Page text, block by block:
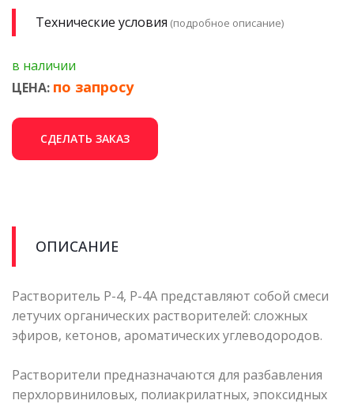
Технические условия (подробное описание)
в наличии
ЦЕНА: по запросу
СДЕЛАТЬ ЗАКАЗ
ОПИСАНИЕ
Растворитель Р-4, Р-4А представляют собой смеси
летучих органических растворителей: сложных
эфиров, кетонов, ароматических углеводородов.
Растворители предназначаются для разбавления
перхлорвиниловых, полиакрилатных, эпоксидных